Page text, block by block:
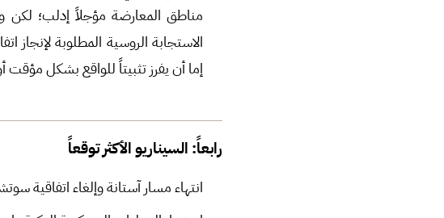
مناطق المعارضة مؤجلاً إدلب؛ لكن
الاستجابة الروسية المطلوبة
إما أن يفرز تثبيتاً للواقع بشكل مؤقت
رابعاً: السيناريو الأكثر توقعاً
انتهاء مسار آستانة وإلغاء اتفاقية